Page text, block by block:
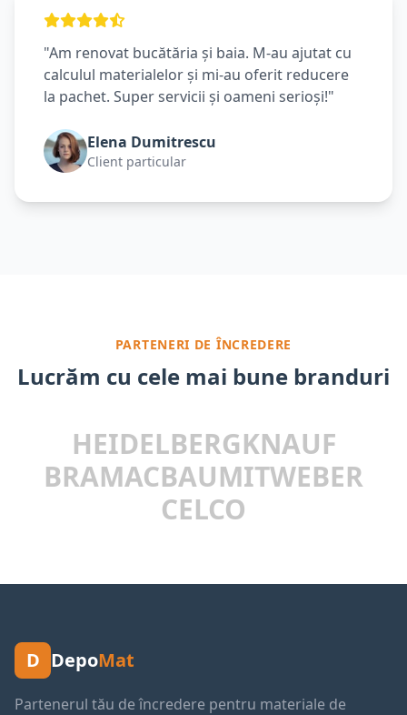
"Am renovat bucătăria și baia. M-au ajutat cu
calculul materialelor și mi-au oferit reducere
la pachet. Super servicii și oameni serioși!"
Elena Dumitrescu
Client particular
PARTENERI DE ÎNCREDERE
Lucrăm cu cele mai bune branduri
HEIDELBERGKNAUF
BRAMACBAUMITWEBER
CELCO
D DepoMat
Partenerul tău de încredere pentru materiale de